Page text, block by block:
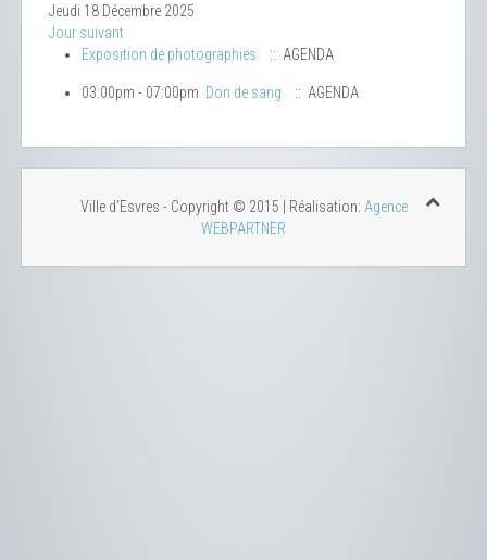
Jeudi 18 Décembre 2025
Jour suivant
Exposition de photographies
:: AGENDA
03:00pm - 07:00pm Don de sang :: AGENDA
Ville d'Esvres - Copyright © 2015 | Réalisation: Agence
WEBPARTNER